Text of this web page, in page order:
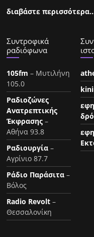
διαβάστε
Συντροφικά
ραδιόφωνα
105fm – Μυτιλήνη
105.0
Ραδιοζώνες
Ανατρεπτικής
Έκφρασης –
Αθήνα 93.8
Ραδιουργία –
Αγρίνιο 87.7
Ράδιο Παράσιτα –
Βόλος
Radio Revolt –
Θεσσαλονίκη